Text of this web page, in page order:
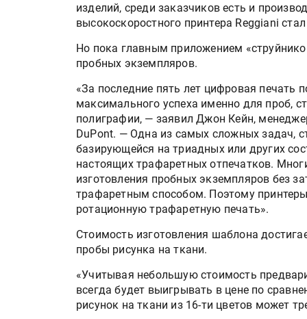
изделий, среди заказчиков есть и
высокоскоростного принтера Reggiani
Но пока главным приложением
пробных экземпляров.
«За последние пять лет цифровая печать
максимального успеха именно для проб,
полиграфии, — заявил Джон Кейн,
DuPont. — Одна из самых сложных задач,
базирующейся на триадных или других
настоящих трафаретных отпечатков.
изготовления пробных экземпляров без
трафаретным способом. Поэтому
ротационную трафаретную печать».
Стоимость изготовления шаблона
пробы рисунка на ткани.
«Учитывая небольшую стоимость
всегда будет выигрывать в цене по
рисунок на ткани из 16-ти цветов может